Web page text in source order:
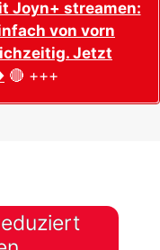
Joyn+ streamen:
von vorn
Jetzt
🔴 +++